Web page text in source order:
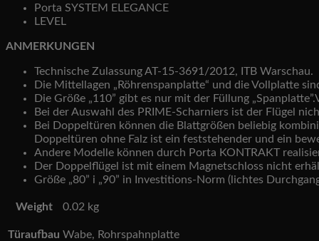
Porta SYSTEM ELEGANCE
LEVEL
ANMERKUNGEN
Technische Zulassung AT-15-3691/2012, ITB Warschau.
Die Mittellagen „Röhrenspanplatte“ und die Vollplatte
Die Größe „110” gibt es nur mit der Füllung
Bei der Auswahl des PRIME-Scharniers ist der Flügel
Bei Doppeltüren können die Blattgrößen beliebig
Doppeltüren ohne Falz ist ein feststehender und ein
Andere Modelle können durch Porta KONTRAKT
Der Doppelflügel ist mit einem Magnetschloss nicht
Größe „80” i „90” in Investitions-Norm (lichtes
Weight 0.02 kg
Türaufbau Wabe, Rohrspahnplatte